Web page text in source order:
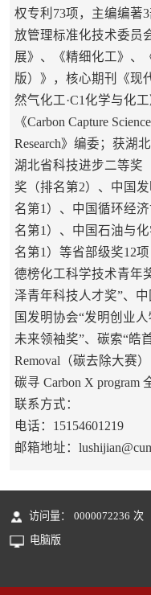
权专利73项，主编编著
放管理标准化技术委员
展》、《精细化工》、
版）》，核心期刊《现
然气化工·C1化学与化
《Carbon Capture
Research》编委；获湖
湖北省科技进步二等奖
奖（排名第2）、中国
名第1）、中国循环经
名第1）、中国石油与
名第1）等省部级奖12
德榜化工科学技术青年
泽青年科技人才奖”、
国发明协会“发明创业
未来领袖奖”、碳索“皓
Removal（碳去除大赛
碳寻 Carbon X program
联系方式：
电话：15154601219
邮箱地址：
访问量： 0000072236 次
电脑版